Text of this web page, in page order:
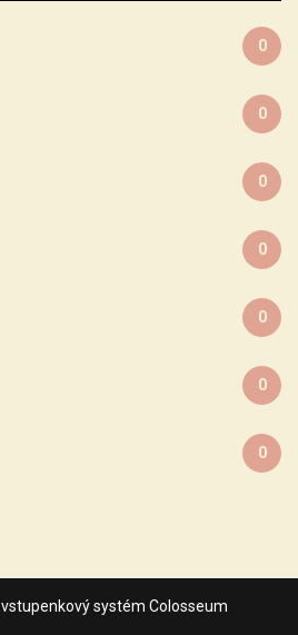
0
0
0
0
0
0
0
vstupenkový systém Colosseum